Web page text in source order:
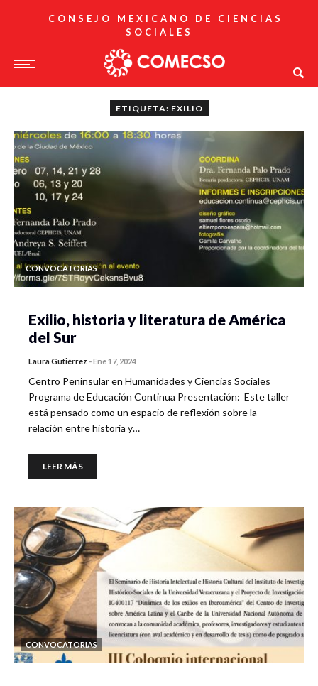
CONSEJO MEXICANO DE CIENCIAS
SOCIALES
ETIQUETA: EXILIO
CONVOCATORIAS
Exilio, historia y literatura de América
del Sur
Laura Gutiérrez -Ene 17, 2024
Centro Peninsular en Humanidades y Ciencias Sociales
Programa de Educación Continua Presentación: Este taller
está pensado como un espacio de reflexión sobre la
relación entre historia y…
LEER MÁS
CONVOCATORIAS